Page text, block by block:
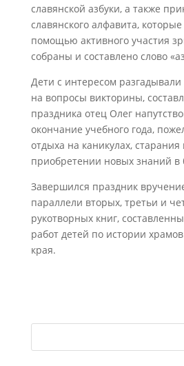
славянской азбуки, а также
славянского алфавита,
помощью активного участия
собраны и составлено слово
Дети с интересом разгадывали
на вопросы викторины,
праздника отец Олег
окончание учебного года,
отдыха на каникулах, старания
приобретении новых знаний в
Завершился праздник
параллели вторых, третьи и
рукотворных книг,
работ детей по истории
края.